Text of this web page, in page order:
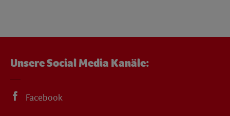
Unsere Social Media Kanäle:
Facebook